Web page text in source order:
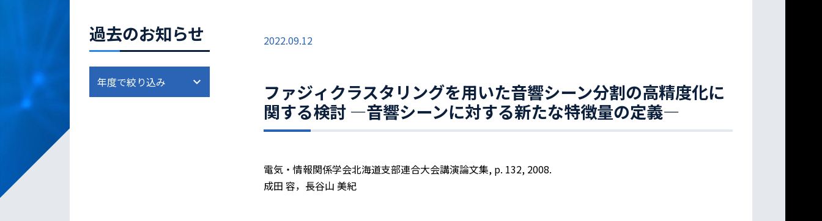
過去のお知らせ 2022.09.12
ファジィクラスタリングを用いた音響シーン分割の高精度化に
関する検討 —音響シーンに対する新たな特徴量の定義—
電気・情報関係学会北海道支部連合大会講演論文集, p. 132, 2008.
成田 容，長谷山 美紀